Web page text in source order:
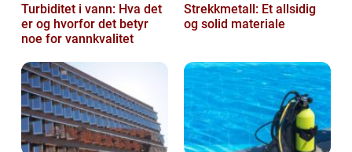
Turbiditet i vann: Hva det
er og hvorfor det betyr
noe for vannkvalitet
Strekkmetall: Et allsidig
og solid materiale